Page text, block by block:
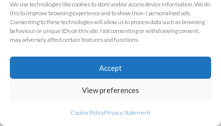
We use technologies like cookies to store and/or access device information. We do
this to improve browsing experience and to show (non-) personalised ads.
Consenting to these technologies will allow us to process data such as browsing
behaviour or unique IDs on this site. Not consenting or withdrawing consent,
may adversely affect certain features and functions.
Accept
View preferences
Cookie PolicyPrivacy Statement